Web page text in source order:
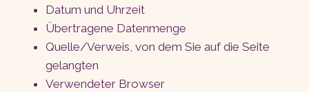
Datum und Uhrzeit
Übertragene Datenmenge
Quelle/Verweis, von dem Sie auf die Seite
gelangten
Verwendeter Browser